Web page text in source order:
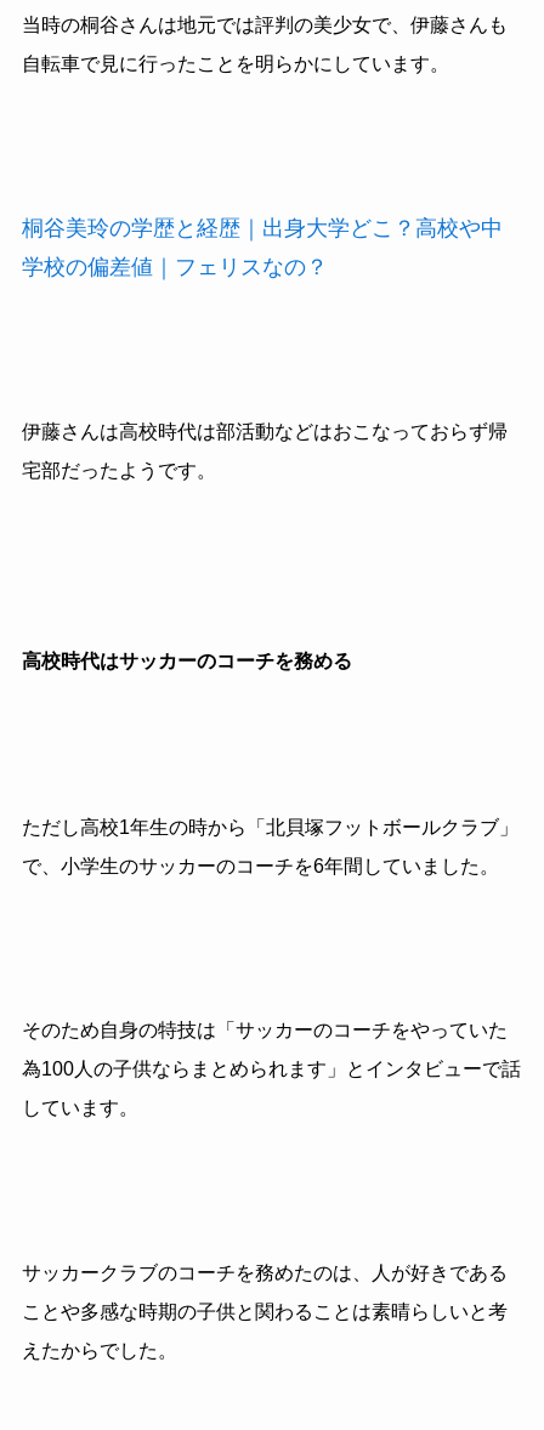
当時の桐谷さんは地元では評判の美少女で、伊藤さんも
自転車で見に行ったことを明らかにしています。
桐谷美玲の学歴と経歴｜出身大学どこ？高校や中
学校の偏差値｜フェリスなの？
伊藤さんは高校時代は部活動などはおこなっておらず帰
宅部だったようです。
高校時代はサッカーのコーチを務める
ただし高校1年生の時から「北貝塚フットボールクラブ」
で、小学生のサッカーのコーチを6年間していました。
そのため自身の特技は「サッカーのコーチをやっていた
為100人の子供ならまとめられます」とインタビューで話
しています。
サッカークラブのコーチを務めたのは、人が好きである
ことや多感な時期の子供と関わることは素晴らしいと考
えたからでした。